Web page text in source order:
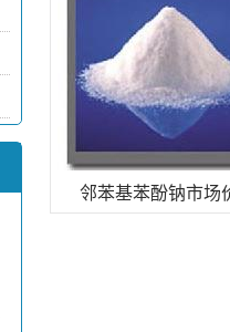
邻苯基苯酚钠市场